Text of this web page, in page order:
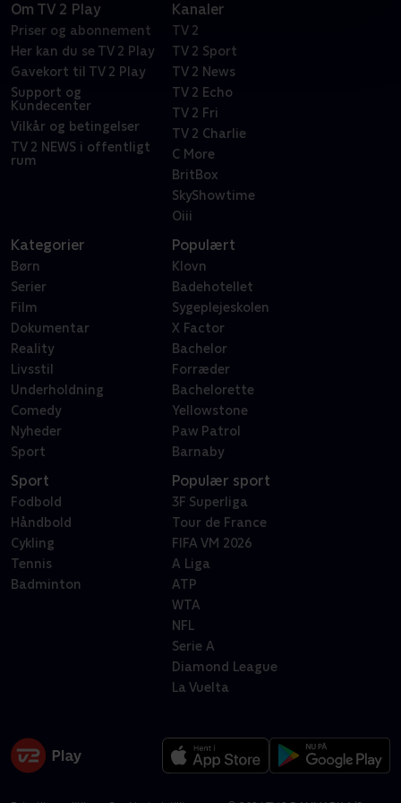
Om TV 2 Play
Priser og abonnement
Her kan du se TV 2 Play
Gavekort til TV 2 Play
Support og
Kundecenter
Vilkår og betingelser
TV 2 NEWS i offentligt
rum
Kanaler
TV 2
TV 2 Sport
TV 2 News
TV 2 Echo
TV 2 Fri
TV 2 Charlie
C More
BritBox
SkyShowtime
Oiii
Kategorier
Børn
Serier
Film
Dokumentar
Reality
Livsstil
Underholdning
Comedy
Nyheder
Sport
Populært
Klovn
Badehotellet
Sygeplejeskolen
X Factor
Bachelor
Forræder
Bachelorette
Yellowstone
Paw Patrol
Barnaby
Sport
Fodbold
Håndbold
Cykling
Tennis
Badminton
Populær sport
3F Superliga
Tour de France
FIFA VM 2026
A Liga
ATP
WTA
NFL
Serie A
Diamond League
La Vuelta